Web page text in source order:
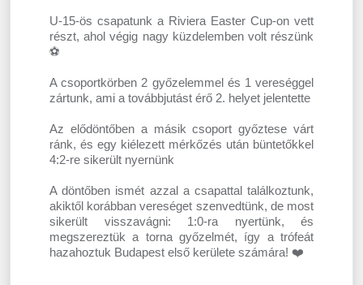
U-15-ös csapatunk a Riviera Easter Cup-on vett
részt, ahol végig nagy küzdelemben volt részünk
⚽️
A csoportkörben 2 győzelemmel és 1 vereséggel
zártunk, ami a továbbjutást érő 2. helyet jelentette
Az elődöntőben a másik csoport győztese várt
ránk, és egy kiélezett mérkőzés után büntetőkkel
4:2-re sikerült nyernünk
A döntőben ismét azzal a csapattal találkoztunk,
akiktől korábban vereséget szenvedtünk, de most
sikerült visszavágni: 1:0-ra nyertünk, és
megszereztük a torna győzelmét, így a trófeát
hazahoztuk Budapest első kerülete számára! ❤️